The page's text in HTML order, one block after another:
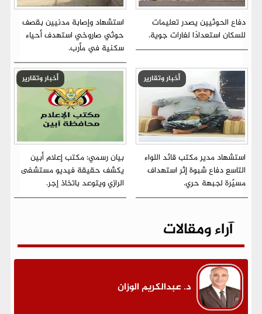
دفاع الحوثيين يصدر تعليمات
للسكان استعدادًا لغارات جوية.
استشهاد وإصابة مدنيين بقصف
حوثي صاروخي استهدف أحياء
سكنية في مأرب.
أخبار وتقارير
استشهاد مدير مكتب قائد اللواء
التاسع دفاع شبوة إثر استهداف
مسيّرة لجبهة حري.
أخبار وتقارير
بيان رسمي: مكتب إعلام أبين
يكشف حقيقة فيديو مستشفى
الرازي ويتوعد باتخاذ إجر.
آراء ومقالات
د. عبدالكريم الوزان